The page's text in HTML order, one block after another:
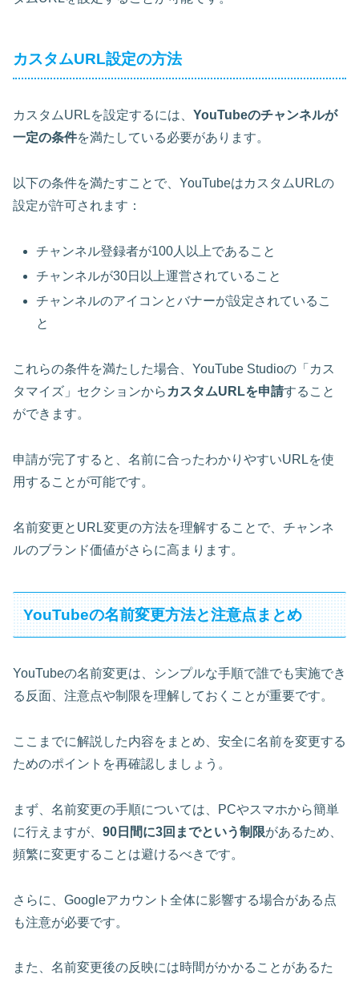
カスタムURL設定の方法
カスタムURLを設定するには、 YouTubeのチャンネルが
一定の条件を満たしている必要があります。
以下の条件を満たすことで、YouTubeはカスタムURLの
設定が許可されます：
チャンネル登録者が100人以上であること
チャンネルが30日以上運営されていること
チャンネルのアイコンとバナーが設定されているこ
と
これらの条件を満たした場合、YouTube Studioの「カス
タマイズ」セクションから カスタムURLを申請すること
ができます。
申請が完了すると、名前に合ったわかりやすいURLを使
用することが可能です。
名前変更とURL変更の方法を理解することで、チャンネ
ルのブランド価値がさらに高まります。
YouTubeの名前変更方法と注意点まとめ
YouTubeの名前変更は、シンプルな手順で誰でも実施でき
る反面、 注意点や制限を理解しておくことが重要です。
ここまでに解説した内容をまとめ、 安全に名前を変更する
ためのポイントを再確認しましょう。
まず、名前変更の手順については、PCやスマホから簡単
に行えますが、 90日間に3回までという制限があるため、
頻繁に変更することは避けるべきです。
さらに、 Googleアカウント全体に影響する場合がある点
も注意が必要です。
また、名前変更後の反映には時間がかかることがあるた